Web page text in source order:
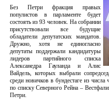
Без Петри фракция правых
популистов в парламенте будет
состоять из 93 человек. На собрании
присутствовали все будущие
обладатели депутатских мандатов.
Дружно, хотя не единогласно
депутаты поддержали кандидатуры
лидеров партийного списка
Алексанедра Гауланда и Алис
Вайдель, которых выбрали
среди новичков в бундестаге из
по списку Северного Рейна –
Петри.